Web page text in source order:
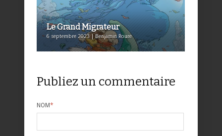
Le Grand Migrateur
6 septembre 2023 | Benjamin Roure
Publiez un commentaire
NOM*